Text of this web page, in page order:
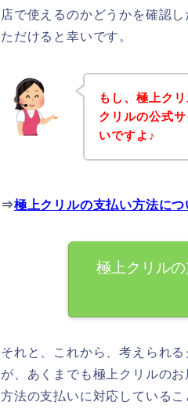
店で使えるのかどうかを確認
ただけると幸いです。
もし、極上ク
クリルの公式
いですよ♪
⇒極上クリルの支払い方法に
極上クリル
それと、これから、考えられ
が、あくまでも極上クリルの
方法の支払いに対応している